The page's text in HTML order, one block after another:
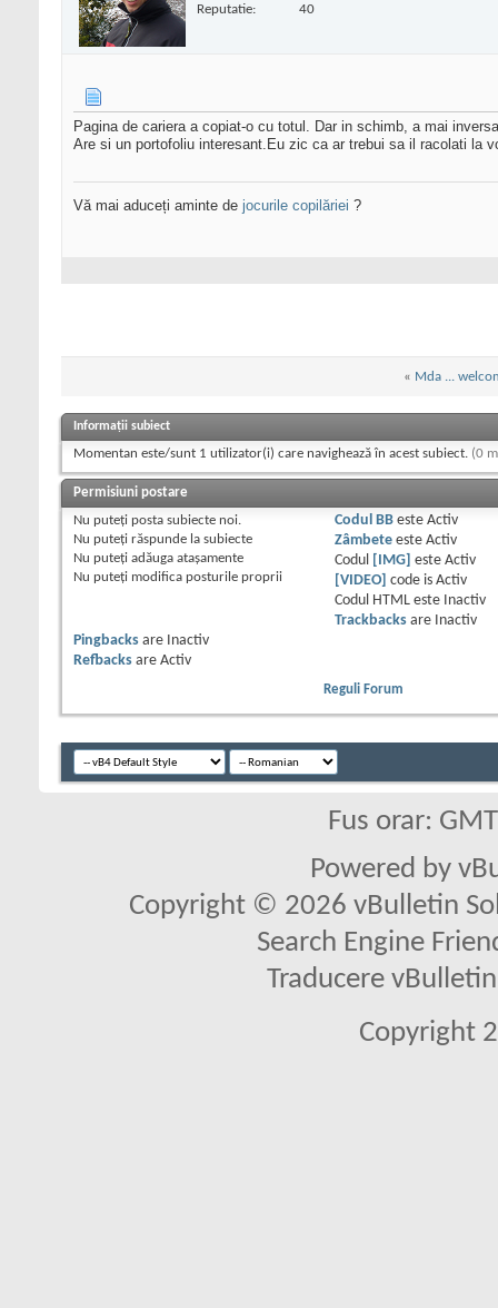
Reputatie: 40
Pagina de cariera a copiat-o cu totul. Dar in schimb, a mai
Are si un portofoliu interesant.Eu zic ca ar trebui sa il racolati la
Vă mai aduceți aminte de jocurile copilăriei ?
« Mda ...
Informații subiect
Momentan este/sunt 1 utilizator(i) care navighează în acest subiect. (0
Permisiuni postare
Nu puteţi posta subiecte noi.
Nu puteţi răspunde la subiecte
Nu puteţi adăuga ataşamente
Nu puteţi modifica posturile proprii
Codul BBeste Activ
Zâmbeteeste Activ
Codul
[IMG] este Activ
[VIDEO] code is Activ
Codul HTML este
Inactiv
Trackbacksare
Inactiv
Pingbacks are
Inactiv
Refbacks are Activ
Reguli Forum
Fus orar:
Powered by
Copyright © 2026 vBulletin
Search Engine
Traducere
Copyright